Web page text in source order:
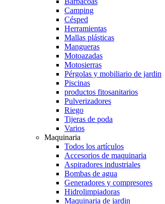
Camping
Césped
Herramientas
Mallas plásticas
Mangueras
Motoazadas
Motosierras
Pérgolas y mobiliario de jardin
Piscinas
productos fitosanitarios
Pulverizadores
Riego
Tijeras de poda
Varios
Maquinaria
Todos los artículos
Accesorios de maquinaria
Aspiradores industriales
Bombas de agua
Generadores y compresores
Hidrolimpiadoras
Maquinaria de jardin